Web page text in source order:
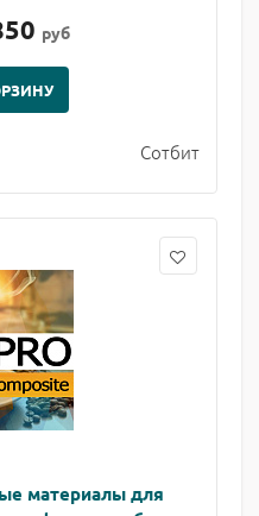
руб
Сотбит
материалы для